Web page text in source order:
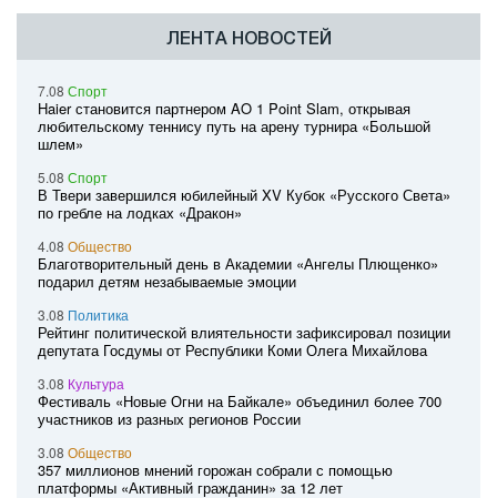
ЛЕНТА НОВОСТЕЙ
7.08 Спорт
Haier становится партнером AO 1 Point Slam, открывая
любительскому теннису путь на арену турнира «Большой
шлем»
5.08 Спорт
В Твери завершился юбилейный XV Кубок «Русского Света»
по гребле на лодках «Дракон»
4.08 Общество
Благотворительный день в Академии «Ангелы Плющенко»
подарил детям незабываемые эмоции
3.08 Политика
Рейтинг политической влиятельности зафиксировал позиции
депутата Госдумы от Республики Коми Олега Михайлова
3.08 Культура
Фестиваль «Новые Огни на Байкале» объединил более 700
участников из разных регионов России
3.08 Общество
357 миллионов мнений горожан собрали с помощью
платформы «Активный гражданин» за 12 лет